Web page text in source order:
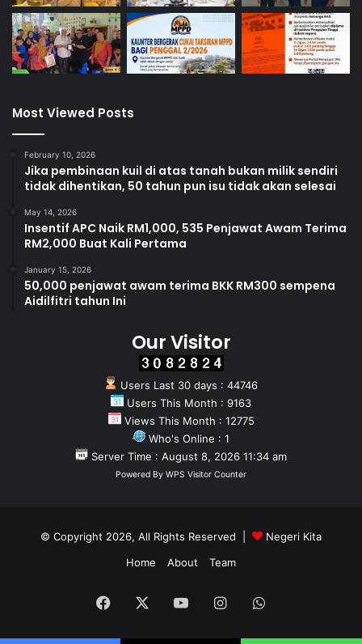
Most Viewed Posts
February 10, 2026
Jika pembinaan kuil di atas tanah bukan milik sendiri
tidak dihentikan, 50 tahun pun isu tidak akan selesai
May 14, 2026
Insentif APC Naik RM1,000, 535 Penjawat Awam Terima
RM2,000 Buat Kali Pertama
January 15, 2026
50,000 penjawat awam terima BKK RM300 sempena
Aidilfitri tahun Ini
Our Visitor
Users Last 30 days : 44746
Users This Month : 9163
Views This Month : 12775
Who's Online : 1
Server Time : August 8, 2026 11:34 am
Powered By WPS Visitor Counter
© Copyright 2026, All Rights Reserved |
Negeri Kita
Home
About Team
Facebook YouTubeInstagramWhatsApp